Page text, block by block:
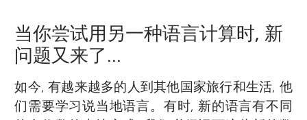
当你尝试用另一种语言计算时, 新
问题又来了...
如今, 有越来越多的人到其他国家旅行和生活, 他
们需要学习说当地语言。有时, 新的语言有不同